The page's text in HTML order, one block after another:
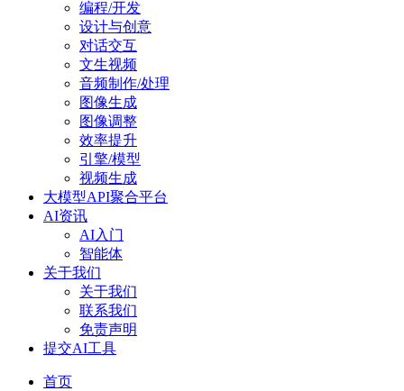
编程/开发
设计与创意
对话交互
文生视频
音频制作/处理
图像生成
图像调整
效率提升
引擎/模型
视频生成
大模型API聚合平台
AI资讯
AI入门
智能体
关于我们
关于我们
联系我们
免责声明
提交AI工具
首页